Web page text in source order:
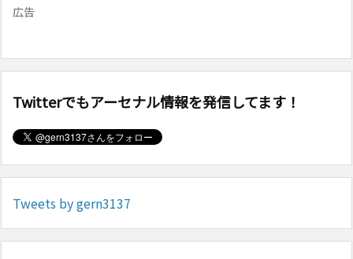
広告
Twitterでもアーセナル情報を発信してます！
Tweets by gern3137